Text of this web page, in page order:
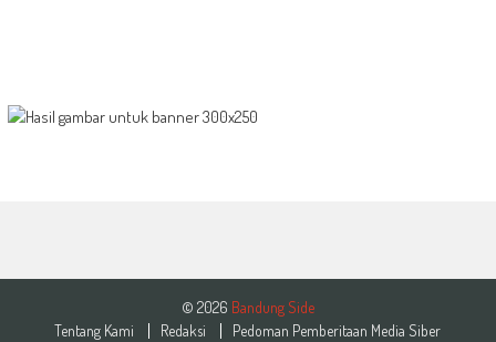
© 2026 Bandung Side
Tentang Kami
Redaksi Pedoman Pemberitaan Media Siber